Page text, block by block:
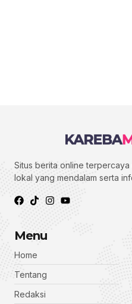
Situs berita online
lokal yang mendalam serta
Menu
Home
Tentang
Redaksi